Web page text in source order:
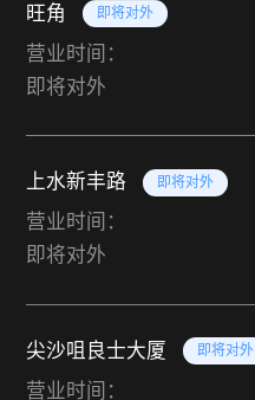
旺角 即将对外
营业时间：
即将对外
上水新丰路 即将对外
营业时间：
即将对外
尖沙咀良士大厦 即将对外
营业时间：